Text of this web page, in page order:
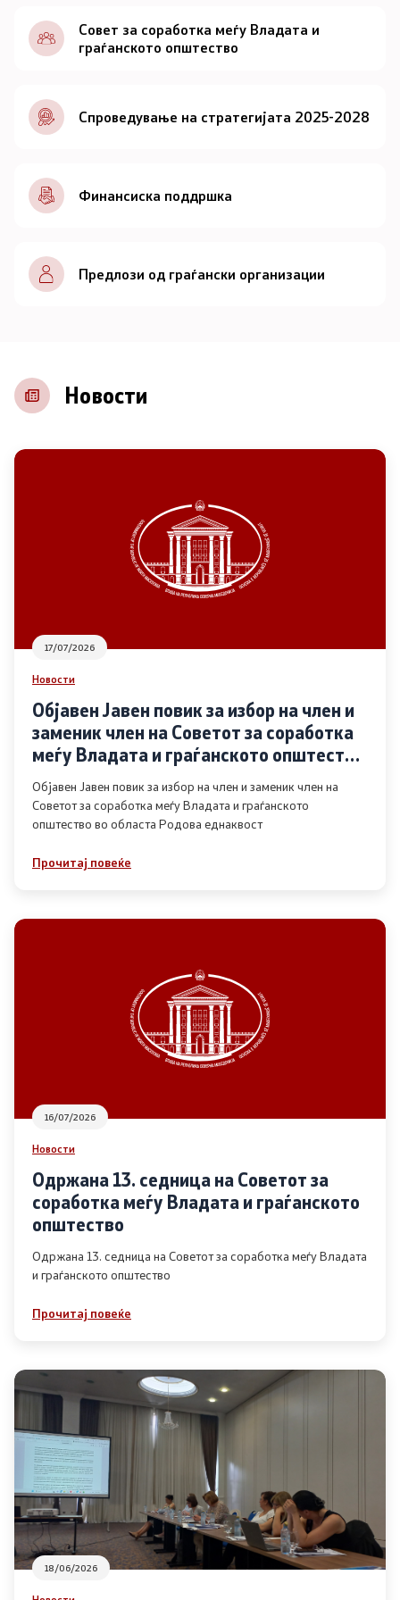
Документи
Совет
За советот
Документи
Записници и дневни редови од седниците на
Советот
Контакт
Основање на здружение
Дијалог меѓу Владата и граѓанскиот сектор
Отворени денови за иницијативи на граѓанските
организации
Финансиска поддршка
Извештаи
Список на ОЈИ
Контакт
Контакт
Линкови
Изјава за пристапност
Со еден клик до сите услуги
Совет за соработка меѓу Владата и
граѓанското општество
Спроведување на стратегијата 2025-2028
Финансиска поддршка
Предлози од граѓански организации
Новости
17/07/2026
Новости
Објавен Јавен повик за избор на член и
заменик член на Советот за соработка
меѓу Владата и граѓанското општество
во областа Родова еднаквост
Објавен Јавен повик за избор на член и заменик член на
Советот за соработка меѓу Владата и граѓанското
општество во областа Родова еднаквост
Прочитај повеќе
16/07/2026
Новости
Одржана 13. седница на Советот за
соработка меѓу Владата и граѓанското
општество
Одржана 13. седница на Советот за соработка меѓу Владата
и граѓанското општество
Прочитај повеќе
18/06/2026